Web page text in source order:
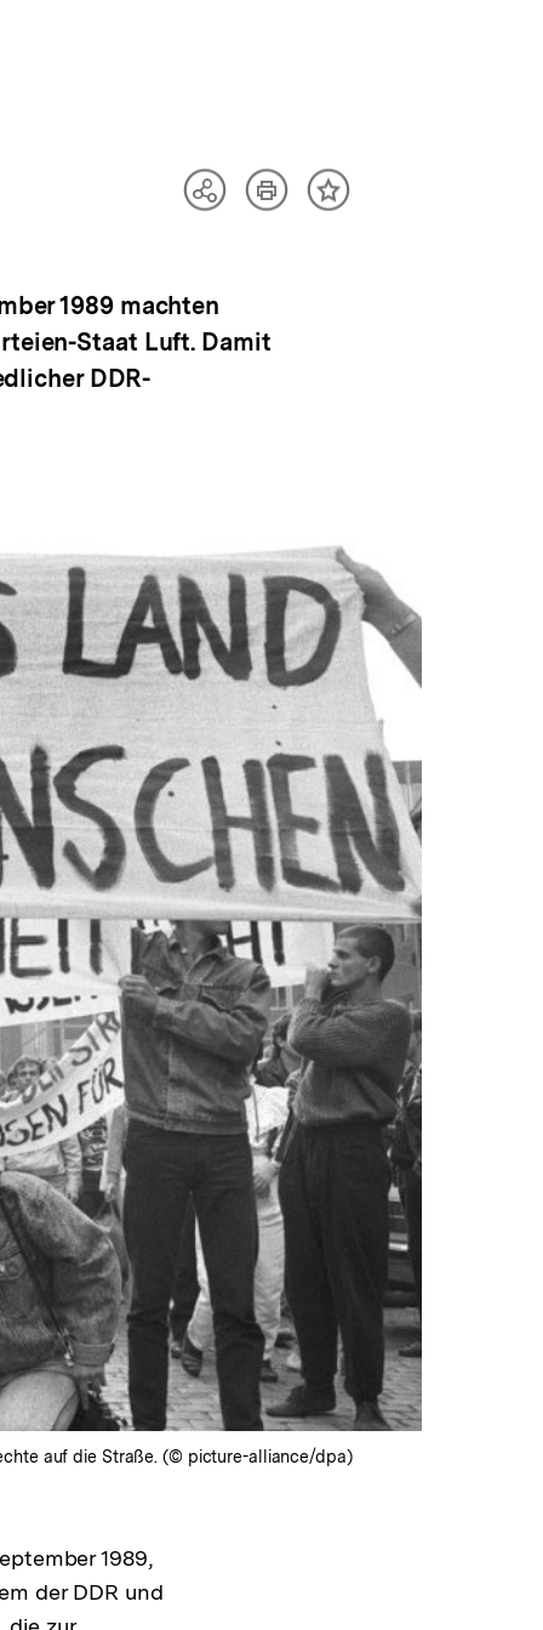
TeilenArtikelInhalt
1989 machten
Staat Luft. Damit
DDR-
auf die Straße. (© picture-alliance/dpa)
1989,
der DDR und